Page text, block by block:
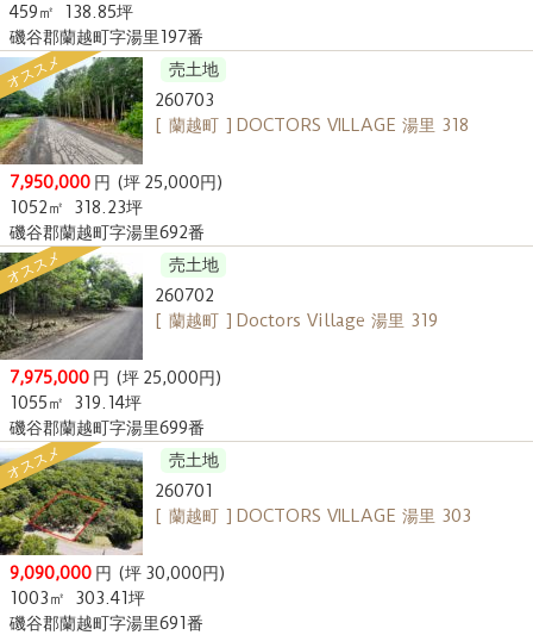
459㎡
138.85坪
磯谷郡蘭越町字湯里197番
オススメ
売土地
260703
[ 蘭越町 ] DOCTORS VILLAGE 湯里 318
7,950,000 円 (坪 25,000円)
1052㎡
318.23坪
磯谷郡蘭越町字湯里692番
オススメ
売土地
260702
[ 蘭越町 ] Doctors Village 湯里 319
7,975,000 円 (坪 25,000円)
1055㎡
319.14坪
磯谷郡蘭越町字湯里699番
オススメ
売土地
260701
[ 蘭越町 ] DOCTORS VILLAGE 湯里 303
9,090,000 円 (坪 30,000円)
1003㎡
303.41坪
磯谷郡蘭越町字湯里691番